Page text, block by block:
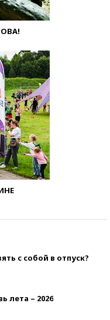
с собой в отпуск?
лета – 2026